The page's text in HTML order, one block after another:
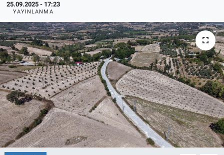
25.09.2025 - 17:23
YAYINLANMA
Sağlık
TEKNOLOJİ
Dünya
İlçeler
MAGAZİN
Bilim, Teknoloji
Haber Arşivi